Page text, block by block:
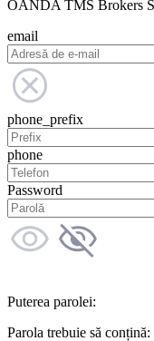
OANDA TMS Brokers
email
phone_prefix
phone
Password
Puterea parolei:
Parola trebuie să conțină: